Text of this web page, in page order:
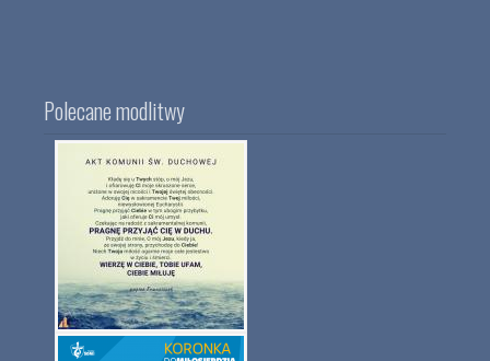
Polecane modlitwy